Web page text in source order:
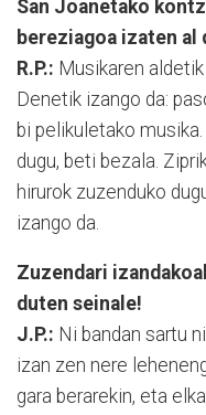
San Joanetako
bereziagoa izaten al
R.P.: Musikaren
Denetik izango da:
bi peliku­le­tako
dugu, beti bezala.
hirurok zuzenduko
izango da.
Zuzendari
duten seinale!
J.P.: Ni bandan sartu
izan zen nere
gara bera­re­kin, eta